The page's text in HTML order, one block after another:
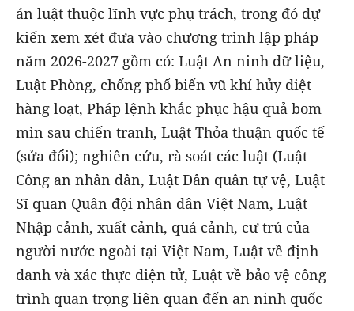
án luật thuộc lĩnh vực phụ trách, trong đó dự
kiến xem xét đưa vào chương trình lập pháp
năm 2026-2027 gồm có: Luật An ninh dữ liệu,
Luật Phòng, chống phổ biến vũ khí hủy diệt
hàng loạt, Pháp lệnh khắc phục hậu quả bom
mìn sau chiến tranh, Luật Thỏa thuận quốc tế
(sửa đổi); nghiên cứu, rà soát các luật (Luật
Công an nhân dân, Luật Dân quân tự vệ, Luật
Sĩ quan Quân đội nhân dân Việt Nam, Luật
Nhập cảnh, xuất cảnh, quá cảnh, cư trú của
người nước ngoài tại Việt Nam, Luật về định
danh và xác thực điện tử, Luật về bảo vệ công
trình quan trọng liên quan đến an ninh quốc